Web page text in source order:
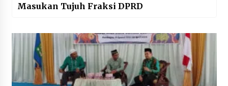
Masukan Tujuh Fraksi DPRD